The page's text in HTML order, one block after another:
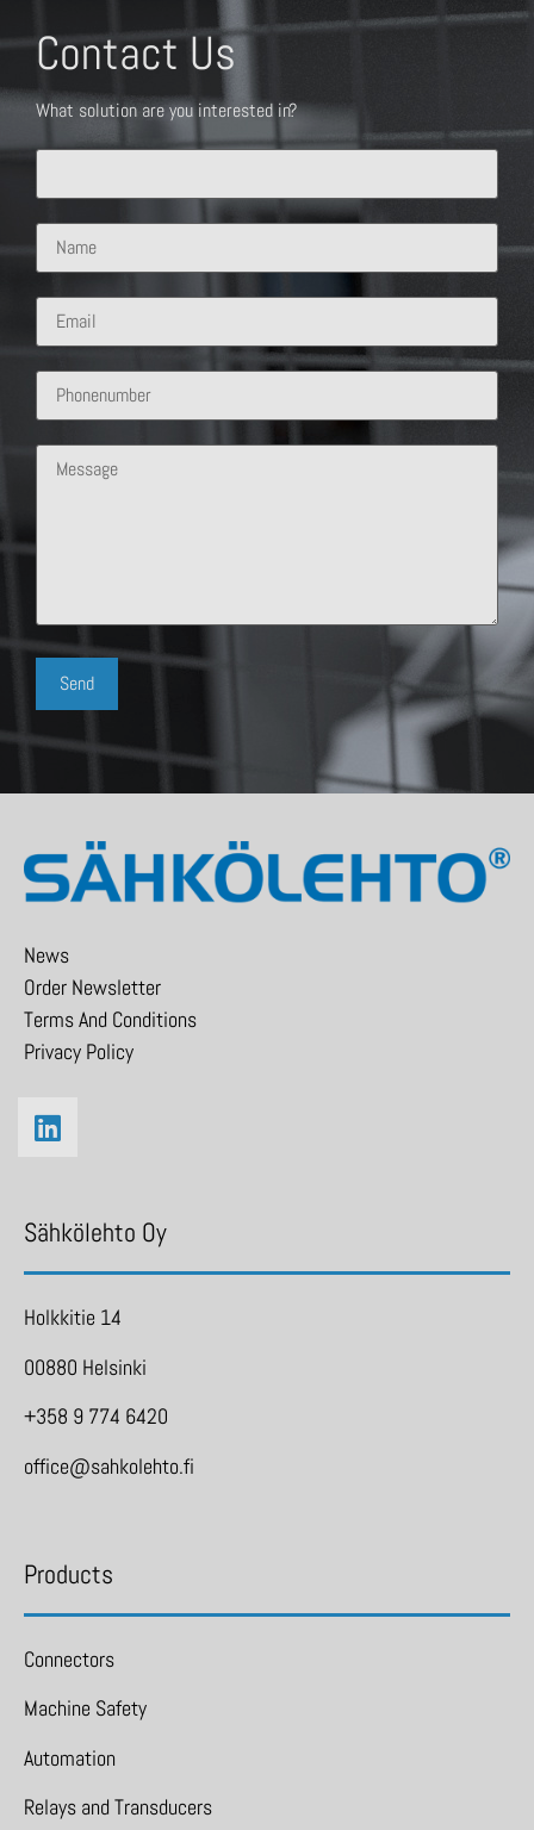
Contact Us
What solution are you interested in?
News
Order Newsletter
Terms And Conditions
Privacy Policy
Sähkölehto Oy
Holkkitie 14
00880 Helsinki
+358 9 774 6420
office@sahkolehto.fi
Products
Connectors
Machine Safety
Automation
Relays and Transducers